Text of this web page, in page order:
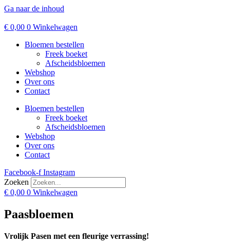
Ga naar de inhoud
€ 0,00 0 Winkelwagen
Bloemen bestellen
Freek boeket
Afscheidsbloemen
Webshop
Over ons
Contact
Bloemen bestellen
Freek boeket
Afscheidsbloemen
Webshop
Over ons
Contact
Facebook-f Instagram
Zoeken
€ 0,00 0 Winkelwagen
Paasbloemen
Vrolijk Pasen met een fleurige verrassing!